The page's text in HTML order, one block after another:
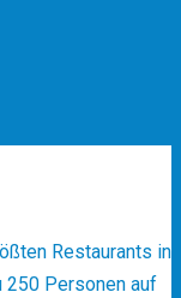
Restaurants in
250 Personen auf